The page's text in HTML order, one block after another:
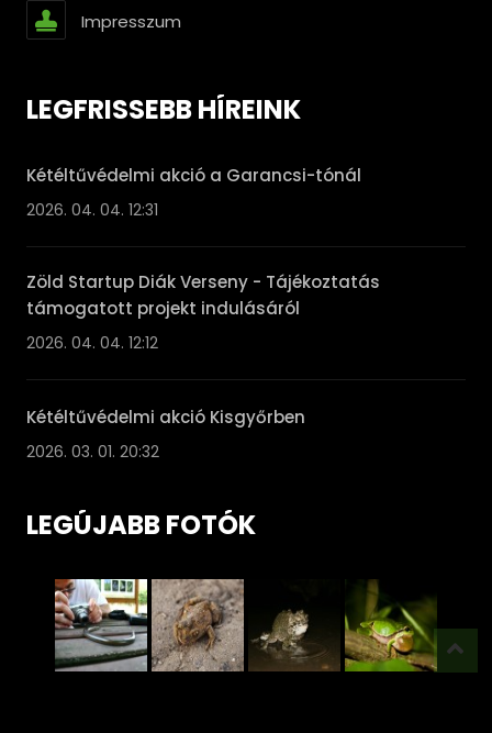
Impresszum
LEGFRISSEBB HÍREINK
Kétéltűvédelmi akció a Garancsi-tónál
2026. 04. 04. 12:31
Zöld Startup Diák Verseny - Tájékoztatás
támogatott projekt indulásáról
2026. 04. 04. 12:12
Kétéltűvédelmi akció Kisgyőrben
2026. 03. 01. 20:32
LEGÚJABB FOTÓK